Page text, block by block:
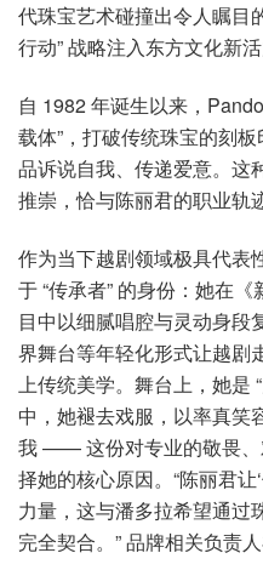
代珠宝艺术碰撞出令人瞩目
行动” 战略注入东方文化新活
自 1982 年诞生以来，
载体”，打破传统珠宝的刻
品诉说自我、传递爱意。这
推崇，恰与陈丽君的职业轨
作为当下越剧领域极具代表
于 “传承者” 的身份：她在
目中以细腻唱腔与灵动身段
界舞台等年轻化形式让越剧
上传统美学。舞台上，她是
中，她褪去戏服，以率真笑
我 —— 这份对专业的敬畏、
择她的核心原因。“陈丽君让
力量，这与潘多拉希望通过
完全契合。” 品牌相关负责